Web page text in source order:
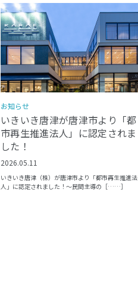
お知らせ
いきいき唐津が唐津市より「都
市再生推進法人」に認定されま
した！
2026.05.11
いきいき唐津（株）が唐津市より「都市再生推進法
人」に認定されました！〜民間主導の［……］